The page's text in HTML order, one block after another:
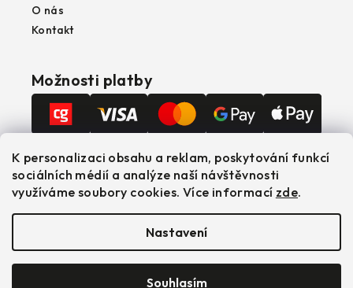
K personalizaci obsahu a reklam, poskytování funkcí
sociálních médií a analýze naší návštěvnosti
využíváme soubory cookies. Více informací zde.
Nastavení
Souhlasím
O nás
Kontakt
Možnosti platby
Možnosti dopravy
vyhrazena.Upravit nastavení cookies